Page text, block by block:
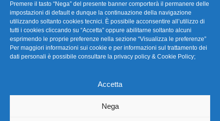
Premere il tasto “Nega” del presente banner comporterà il permanere delle
impostazioni di default e dunque la continuazione della navigazione
utilizzando soltanto cookies tecnici. È possibile acconsentire all’utilizzo di
tutti i cookies cliccando su “Accetta” oppure abilitarne soltanto alcuni
esprimendo le proprie preferenze nella sezione “Visualizza le preferenze”
Per maggiori informazioni sui cookie e per informazioni sul trattamento dei
dati personali è possibile consultare la privacy policy & Cookie Policy;
Accetta
Nega
Link Utili
TG Confartigianato
Privacy & Cookie Policy
Seguici